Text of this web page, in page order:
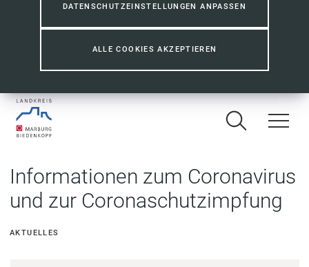
DATENSCHUTZEINSTELLUNGEN ANPASSEN
ALLE COOKIES AKZEPTIEREN
Informationen zum Coronavirus
und zur Coronaschutzimpfung
AKTUELLES